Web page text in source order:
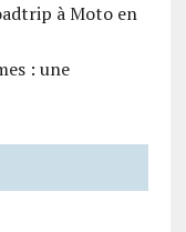
à Moto en
: une